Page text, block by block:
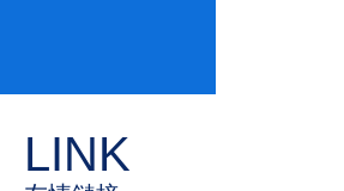
LINK